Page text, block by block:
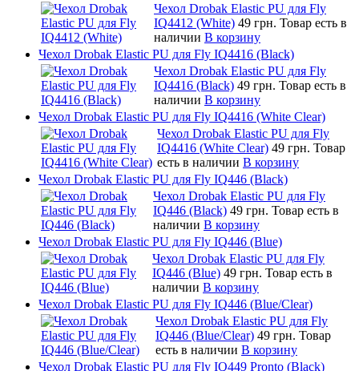
Чехол Drobak Elastic PU для Fly
IQ4412 (White) 49 грн. Товар есть в
наличии В корзину
Чехол Drobak Elastic PU для Fly IQ4416 (Black)
Чехол Drobak Elastic PU для Fly
IQ4416 (Black) 49 грн. Товар есть в
наличии В корзину
Чехол Drobak Elastic PU для Fly IQ4416 (White Clear)
Чехол Drobak Elastic PU для Fly
IQ4416 (White Clear) 49 грн. Товар
есть в наличии В корзину
Чехол Drobak Elastic PU для Fly IQ446 (Black)
Чехол Drobak Elastic PU для Fly
IQ446 (Black) 49 грн. Товар есть в
наличии В корзину
Чехол Drobak Elastic PU для Fly IQ446 (Blue)
Чехол Drobak Elastic PU для Fly
IQ446 (Blue) 49 грн. Товар есть в
наличии В корзину
Чехол Drobak Elastic PU для Fly IQ446 (Blue/Сlear)
Чехол Drobak Elastic PU для Fly
IQ446 (Blue/Сlear) 49 грн. Товар
есть в наличии В корзину
Чехол Drobak Elastic PU для Fly IQ449 Pronto (Black)